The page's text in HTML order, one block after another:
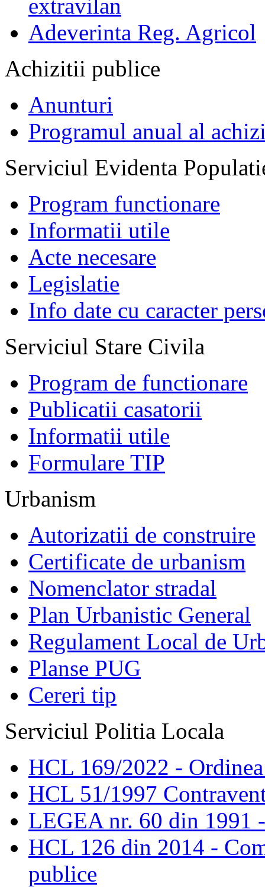
extravilan
Adeverinta Reg. Agricol
Achizitii publice
Anunturi
Programul anual al
Serviciul Evidenta
Program functionare
Informatii utile
Acte necesare
Legislatie
Info date cu caracter
Serviciul Stare Civila
Program de functionare
Publicatii casatorii
Informatii utile
Formulare TIP
Urbanism
Autorizatii de construire
Certificate de urbanism
Nomenclator stradal
Plan Urbanistic General
Regulament Local de
Planse PUG
Cereri tip
Serviciul Politia Locala
HCL 169/2022 -
HCL 51/1997
LEGEA nr. 60 din 1991
HCL 126 din 2014 -
publice